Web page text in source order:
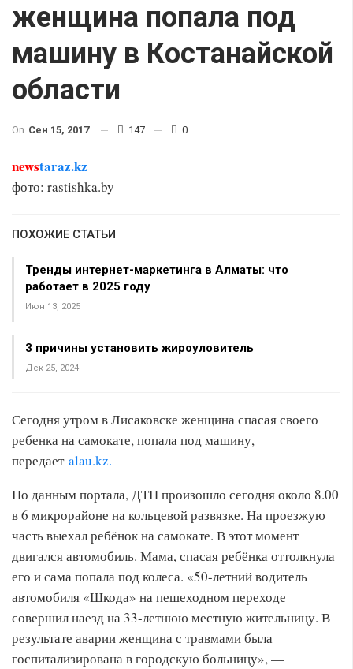
женщина попала под
машину в Костанайской
области
On Сен 15, 2017 147 0
newstaraz.kz
фото: rastishka.by
ПОХОЖИЕ СТАТЬИ
Тренды интернет-маркетинга в Алматы: что
работает в 2025 году
Июн 13, 2025
3 причины установить жироуловитель
Дек 25, 2024
Сегодня утром в Лисаковске женщина спасая своего
ребенка на самокате, попала под машину,
передает alau.kz.
По данным портала, ДТП произошло сегодня около 8.00
в 6 микрорайоне на кольцевой развязке. На проезжую
часть выехал ребёнок на самокате. В этот момент
двигался автомобиль. Мама, спасая ребёнка оттолкнула
его и сама попала под колеса. «50-летний водитель
автомобиля «Шкода» на пешеходном переходе
совершил наезд на 33-летнюю местную жительницу. В
результате аварии женщина с травмами была
госпитализирована в городскую больницу», —